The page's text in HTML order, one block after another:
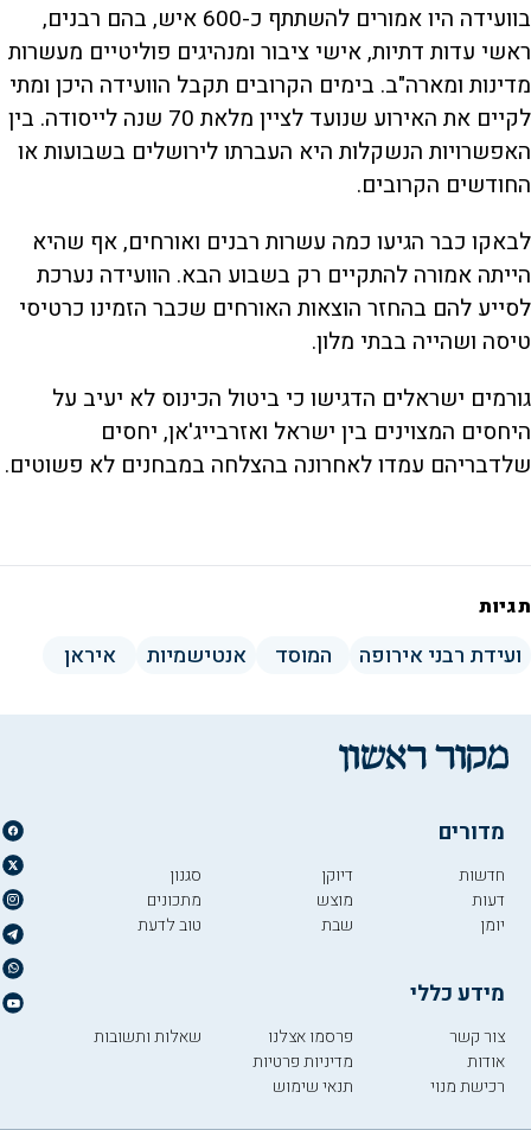
בוועידה היו אמורים להשתתף כ-600 איש, בהם רבנים,
ראשי עדות דתיות, אישי ציבור ומנהיגים פוליטיים מעשרות
מדינות ומארה"ב. בימים הקרובים תקבל הוועידה היכן ומתי
לקיים את האירוע שנועד לציין מלאת 70 שנה לייסודה. בין
האפשרויות הנשקלות היא העברתו לירושלים בשבועות או
החודשים הקרובים.
לבאקו כבר הגיעו כמה עשרות רבנים ואורחים, אף שהיא
הייתה אמורה להתקיים רק בשבוע הבא. הוועידה נערכת
לסייע להם בהחזר הוצאות האורחים שכבר הזמינו כרטיסי
טיסה ושהייה בבתי מלון.
גורמים ישראלים הדגישו כי ביטול הכינוס לא יעיב על
היחסים המצוינים בין ישראל ואזרבייג'אן, יחסים
שלדבריהם עמדו לאחרונה בהצלחה במבחנים לא פשוטים.
תגיות
ועידת רבני אירופה המוסד אנטישמיות איראן
מדורים
חדשות
דעות
יומן
דיוקן
מוצש
שבת
סגנון
מתכונים
טוב לדעת
מידע כללי
צור קשר
אודות
רכישת מנוי
פרסמו אצלנו
מדיניות פרטיות
תנאי שימוש
שאלות ותשובות